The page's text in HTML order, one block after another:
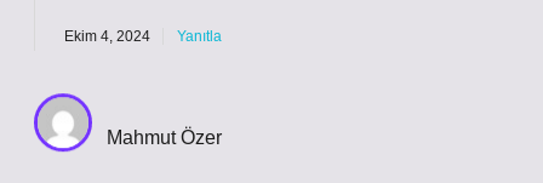
Ekim 4, 2024 Yanıtla
Mahmut Özer